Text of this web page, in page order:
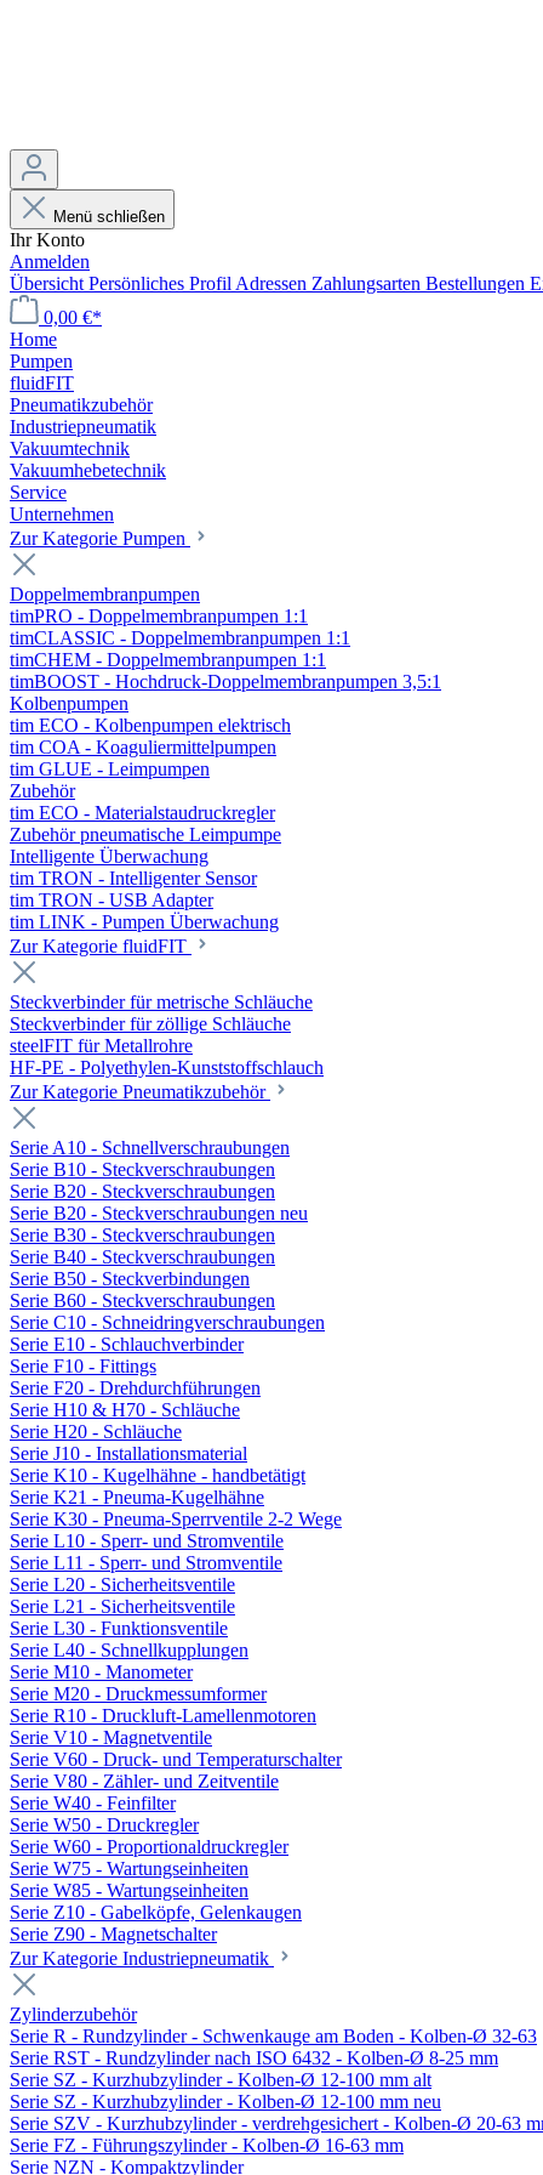
Menü schließen
Ihr Konto
Anmelden
Übersicht Persönliches Profil Adressen Zahlungsarten Bestellungen
0,00 €*
Home
Pumpen
fluidFIT
Pneumatikzubehör
Industriepneumatik
Vakuumtechnik
Vakuumhebetechnik
Service
Unternehmen
Zur Kategorie Pumpen
Doppelmembranpumpen
timPRO - Doppelmembranpumpen 1:1
timCLASSIC - Doppelmembranpumpen 1:1
timCHEM - Doppelmembranpumpen 1:1
timBOOST - Hochdruck-Doppelmembranpumpen 3,5:1
Kolbenpumpen
tim ECO - Kolbenpumpen elektrisch
tim COA - Koaguliermittelpumpen
tim GLUE - Leimpumpen
Zubehör
tim ECO - Materialstaudruckregler
Zubehör pneumatische Leimpumpe
Intelligente Überwachung
tim TRON - Intelligenter Sensor
tim TRON - USB Adapter
tim LINK - Pumpen Überwachung
Zur Kategorie fluidFIT
Steckverbinder für metrische Schläuche
Steckverbinder für zöllige Schläuche
steelFIT für Metallrohre
HF-PE - Polyethylen-Kunststoffschlauch
Zur Kategorie Pneumatikzubehör
Serie A10 - Schnellverschraubungen
Serie B10 - Steckverschraubungen
Serie B20 - Steckverschraubungen
Serie B20 - Steckverschraubungen neu
Serie B30 - Steckverschraubungen
Serie B40 - Steckverschraubungen
Serie B50 - Steckverbindungen
Serie B60 - Steckverschraubungen
Serie C10 - Schneidringverschraubungen
Serie E10 - Schlauchverbinder
Serie F10 - Fittings
Serie F20 - Drehdurchführungen
Serie H10 & H70 - Schläuche
Serie H20 - Schläuche
Serie J10 - Installationsmaterial
Serie K10 - Kugelhähne - handbetätigt
Serie K21 - Pneuma-Kugelhähne
Serie K30 - Pneuma-Sperrventile 2-2 Wege
Serie L10 - Sperr- und Stromventile
Serie L11 - Sperr- und Stromventile
Serie L20 - Sicherheitsventile
Serie L21 - Sicherheitsventile
Serie L30 - Funktionsventile
Serie L40 - Schnellkupplungen
Serie M10 - Manometer
Serie M20 - Druckmessumformer
Serie R10 - Druckluft-Lamellenmotoren
Serie V10 - Magnetventile
Serie V60 - Druck- und Temperaturschalter
Serie V80 - Zähler- und Zeitventile
Serie W40 - Feinfilter
Serie W50 - Druckregler
Serie W60 - Proportionaldruckregler
Serie W75 - Wartungseinheiten
Serie W85 - Wartungseinheiten
Serie Z10 - Gabelköpfe, Gelenkaugen
Serie Z90 - Magnetschalter
Zur Kategorie Industriepneumatik
Zylinderzubehör
Serie R - Rundzylinder - Schwenkauge am Boden - Kolben-Ø 32-63
Serie RST - Rundzylinder nach ISO 6432 - Kolben-Ø 8-25 mm
Serie SZ - Kurzhubzylinder - Kolben-Ø 12-100 mm alt
Serie SZ - Kurzhubzylinder - Kolben-Ø 12-100 mm neu
Serie SZV - Kurzhubzylinder - verdrehgesichert - Kolben-Ø 20-63
Serie FZ - Führungszylinder - Kolben-Ø 16-63 mm
Serie NZN - Kompaktzylinder